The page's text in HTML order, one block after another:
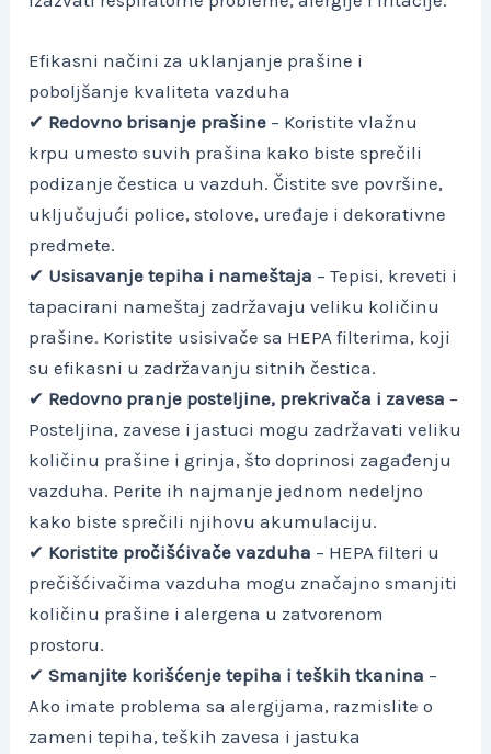
Efikasni načini za uklanjanje prašine i
poboljšanje kvaliteta vazduha
✔ Redovno brisanje prašine – Koristite vlažnu
krpu umesto suvih prašina kako biste sprečili
podizanje čestica u vazduh. Čistite sve površine,
uključujući police, stolove, uređaje i dekorativne
predmete.
✔ Usisavanje tepiha i nameštaja – Tepisi, kreveti i
tapacirani nameštaj zadržavaju veliku količinu
prašine. Koristite usisivače sa HEPA filterima, koji
su efikasni u zadržavanju sitnih čestica.
✔ Redovno pranje posteljine, prekrivača i zavesa –
Posteljina, zavese i jastuci mogu zadržavati veliku
količinu prašine i grinja, što doprinosi zagađenju
vazduha. Perite ih najmanje jednom nedeljno
kako biste sprečili njihovu akumulaciju.
✔ Koristite pročišćivače vazduha – HEPA filteri u
prečišćivačima vazduha mogu značajno smanjiti
količinu prašine i alergena u zatvorenom
prostoru.
✔Smanjite korišćenje tepiha i teških tkanina –
Ako imate problema sa alergijama, razmislite o
zameni tepiha, teških zavesa i jastuka